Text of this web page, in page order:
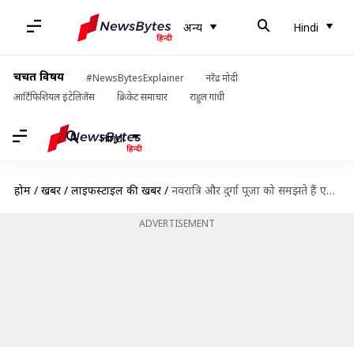
अन्य Hindi
चर्चित विषय #NewsBytesExplainer
नरेंद्र मोदी
आर्टिफिशियल इंटेलिजेंस
क्रिकेट समाचार राहुल गांधी
Hindi
होम / खबरें / लाइफस्टाइल की खबरें / नवरात्रि और दुर्गा पूजा को समझते हैं एक ही त्योहार? जानें इनके बीच के अंतर
ADVERTISEMENT